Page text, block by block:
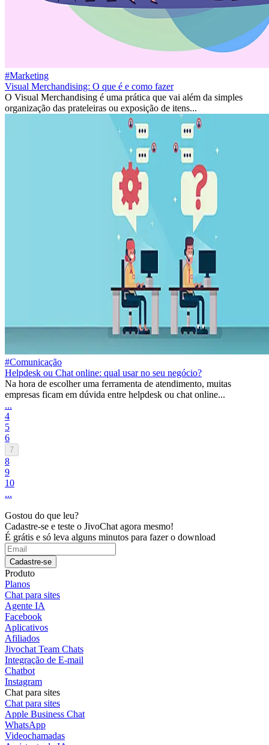
#Marketing
Visual Merchandising: O que é e como fazer
O Visual Merchandising é uma prática que vai além da simples
organização das prateleiras ou exposição de itens...
#Comunicação
Helpdesk ou Chat online: qual usar no seu negócio?
Na hora de escolher uma ferramenta de atendimento, muitas
empresas ficam em dúvida entre helpdesk ou chat online...
...
4
5
6
7
8
9
10
...
Gostou do que leu?
Cadastre-se e teste o JivoChat agora mesmo!
É grátis e só leva alguns minutos para fazer o download
Cadastre-se
Produto
Planos
Chat para sites
Agente IA
Facebook
Aplicativos
Afiliados
Jivochat Team Chats
Integração de E-mail
Chatbot
Instagram
Chat para sites
Chat para sites
Apple Business Chat
WhatsApp
Videochamadas